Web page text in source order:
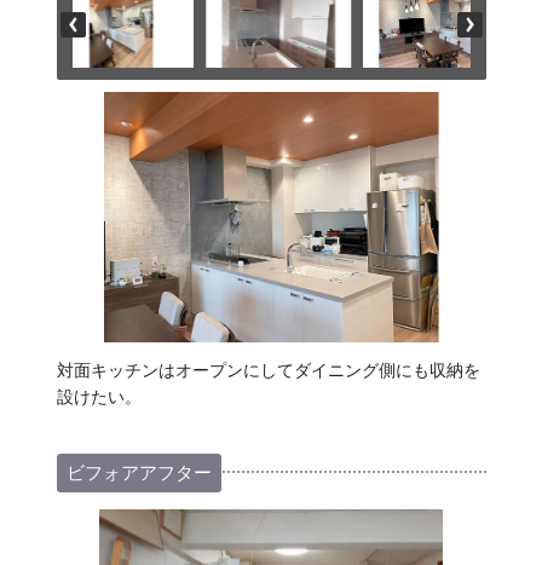
対面キッチンはオープンにしてダイニング側にも収納を
設けたい。
ビフォアアフター